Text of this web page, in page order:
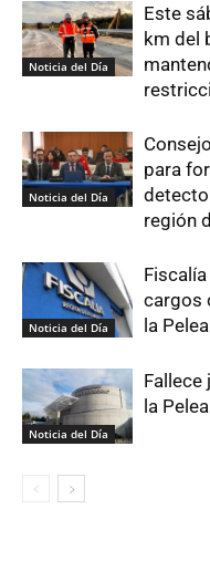
Noticia del Día
Este
km del
Noticia del Día
para
región
Noticia del Día
cargos
la
Noticia del Día
Fallece
la